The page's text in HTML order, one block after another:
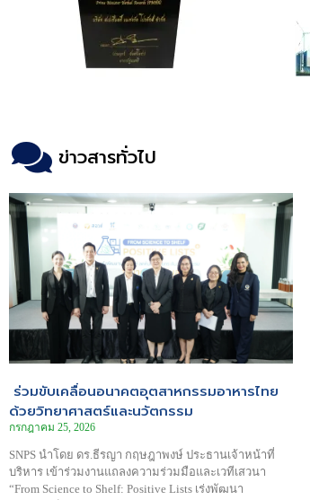
ข่าวสารทั่วไป
ร่วมขับเคลื่อนอนาคตอุตสาหกรรมอาหารไทย
ด้วยวิทยาศาสตร์และนวัตกรรม
กรกฎาคม 25, 2026
SNPS นำโดย ดร.ธีรญา กฤษฎาพงษ์ ประธานเจ้าหน้าที่
บริหาร เข้าร่วมงานแถลงความร่วมมือและเวทีเสวนา
“From Science to Shelf: Positive Lists เร่งพัฒนา